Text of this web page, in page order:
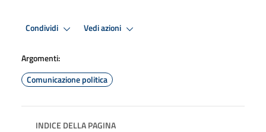
Condividi Vedi azioni
Argomenti:
Comunicazione politica
INDICE DELLA PAGINA